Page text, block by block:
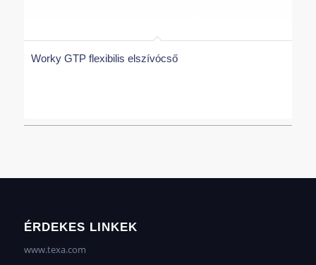
Worky GTP flexibilis elszívócső
ÉRDEKES LINKEK
www.texa.com